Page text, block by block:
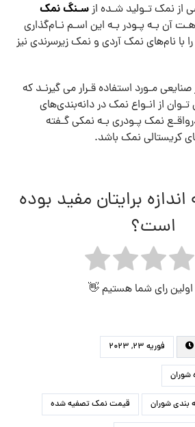
از نمک تـولید شـده ازسـنگ نمک
آن بـه پـودر بـه این اسـم نـام‌گذاری
نام‌های نمک آردی و نمک زیرسرندی نیز
مـورد استفاده قـرار می گیرنـد که
از انـواع نمک در دانه‌بندی‌های
نمک پـودری بـه نمکی گـفته
کریستالی نمک باشد.
برایتان مفید بوده
است؟
اولین رای شما هستیم 👋
فوریه ۲۳, ۲۰۲۳
شوران قیمت نمک تصفیه شده